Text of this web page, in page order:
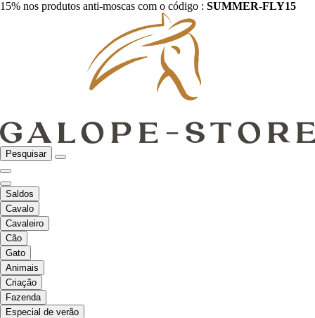
15% nos produtos anti-moscas com o código : SUMMER-FLY15
Pesquisar
Saldos
Cavalo
Cavaleiro
Cão
Gato
Animais
Criação
Fazenda
Especial de verão